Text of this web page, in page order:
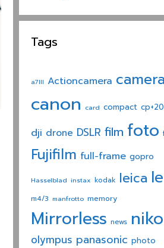
Tags
a7III Actioncamera camera
canon card compact
dji drone DSLR film foto
Fujifilm full-frame gopro
Hasselblad instax kodak leica
m4/3 manfrotto memory
Mirrorless news
olympus panasonic photo